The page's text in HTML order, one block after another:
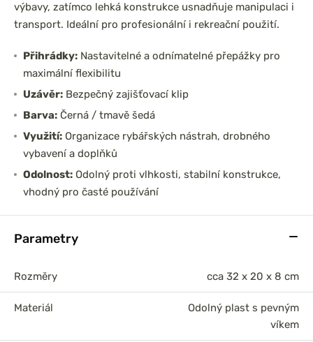
výbavy, zatímco lehká konstrukce usnadňuje manipulaci i
transport. Ideální pro profesionální i rekreační použití.
Přihrádky:Nastavitelné a odnímatelné přepážky pro
maximální flexibilitu
Uzávěr:Bezpečný zajišťovací klip
Barva:Černá / tmavě šedá
Využití:Organizace rybářských nástrah, drobného
vybavení a doplňků
Odolnost:Odolný proti vlhkosti, stabilní konstrukce,
vhodný pro časté používání
Parametry
Rozměry cca 32 x 20 x 8 cm
Materiál
Odolný plast s pevným
víkem